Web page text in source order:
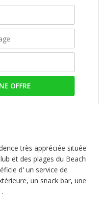
OFFRE
très appréciée située
et des plages du Beach
d' un service de
un snack bar, une